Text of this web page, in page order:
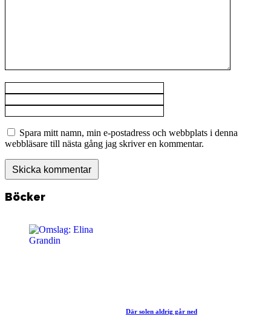
Spara mitt namn, min e-postadress och webbplats i denna
webbläsare till nästa gång jag skriver en kommentar.
Böcker
Där solen aldrig går ned